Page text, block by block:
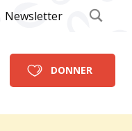
Newsletter
DONNER